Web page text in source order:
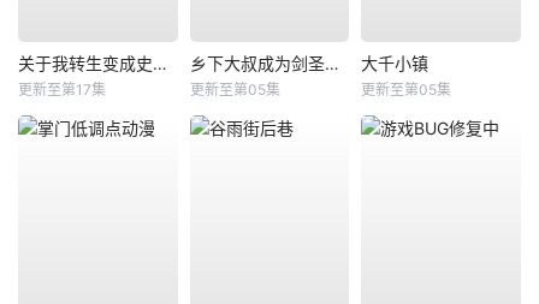
关于我转生变成史莱姆这档事第四季
更新至第17集
乡下大叔成为剑圣第二季
更新至第05集
大千小镇
更新至第05集